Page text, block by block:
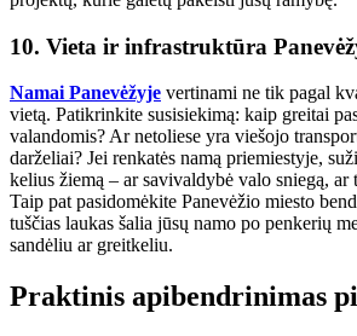
10. Vieta ir infrastruktūra
Namai Panevėžyje vertinami ne tik pagal
vietą. Patikrinkite susisiekimą: kaip greitai
valandomis? Ar netoliese yra viešojo
darželiai? Jei renkatės namą priemiestyje,
kelius žiemą – ar savivaldybė valo sniegą, ar
Taip pat pasidomėkite Panevėžio miesto
tuščias laukas šalia jūsų namo po penkerių
sandėliu ar greitkeliu.
Praktinis apibendrinimas